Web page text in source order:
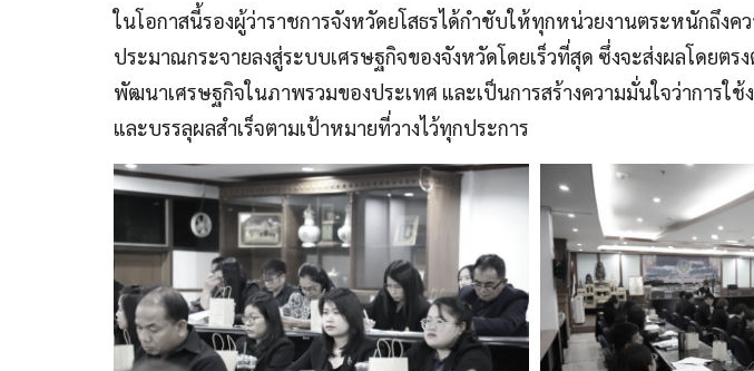
ในโอกาสนี้รองผู้ว่าราชการจังหวัดยโสธรได้กำชับให้ทุกหน่วยงานตระหนักถึงค
ประมาณกระจายลงสู่ระบบเศรษฐกิจของจังหวัดโดยเร็วที่สุด ซึ่งจะส่งผลโดยต
พัฒนาเศรษฐกิจในภาพรวมของประเทศ และเป็นการสร้างความมั่นใจว่าการ
และบรรลุผลสำเร็จตามเป้าหมายที่วางไว้ทุกประการ